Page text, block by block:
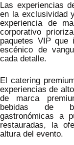
Las experiencias
en la exclusividad
experiencia de
corporativo
paquetes VIP que
escénico de
cada detalle.
El catering
experiencias de
de marca
bebidas de
gastronómicas a
restauradas, la
altura del evento.